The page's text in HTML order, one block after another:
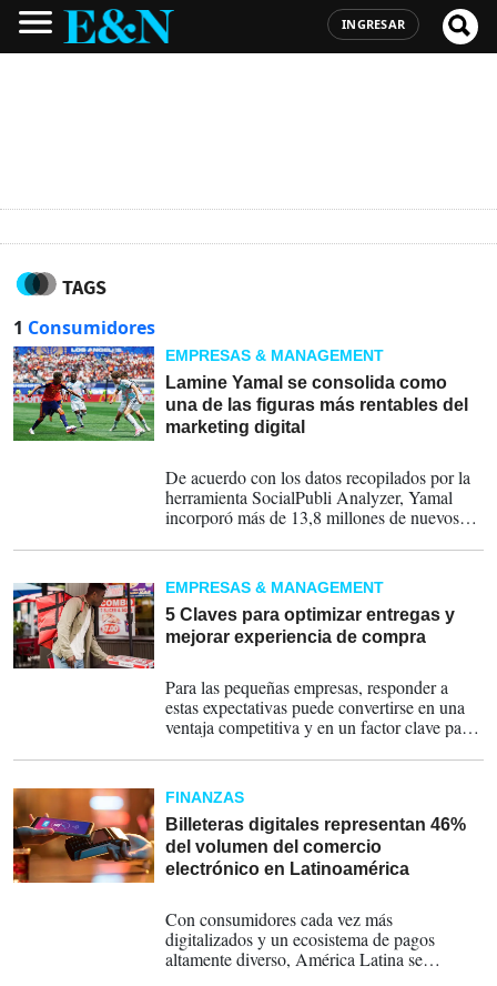
INGRESAR
TAGS
1 Consumidores
EMPRESAS & MANAGEMENT
Lamine Yamal se consolida como
una de las figuras más rentables del
marketing digital
De acuerdo con los datos recopilados por la
herramienta SocialPubli Analyzer, Yamal
incorporó más de 13,8 millones de nuevos
elevando su comunidad hasta los 57,8
millones de usuarios.
EMPRESAS & MANAGEMENT
5 Claves para optimizar entregas y
mejorar experiencia de compra
Para las pequeñas empresas, responder a
estas expectativas puede convertirse en una
ventaja competitiva y en un factor clave para
FINANZAS
Billeteras digitales representan 46%
del volumen del comercio
electrónico en Latinoamérica
Con consumidores cada vez más
digitalizados y un ecosistema de pagos
altamente diverso, América Latina se